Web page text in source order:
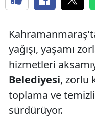
yağışı, yaşamı
hizmetleri
Belediyesi, zorlu
toplama ve
sürdürüyor.